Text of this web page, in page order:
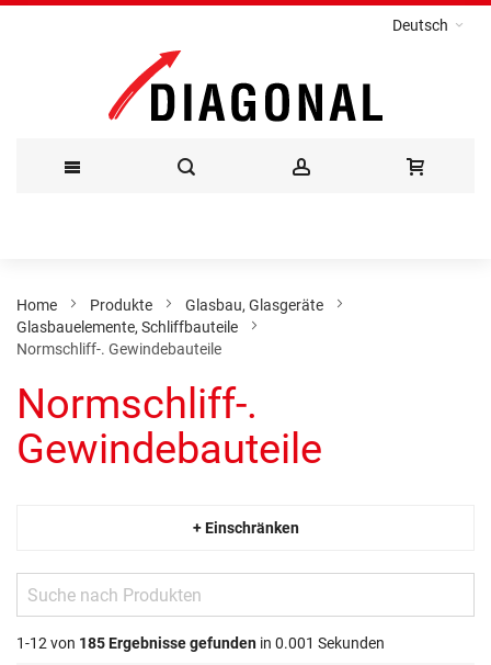
Deutsch
Inhalt
Home Produkte
Glasbau, Glasgeräte
Glasbauelemente, Schliffbauteile
Normschliff-. Gewindebauteile
Normschliff-.
Gewindebauteile
+ Einschränken
1-12 von 185Ergebnisse gefunden in 0.001 Sekunden